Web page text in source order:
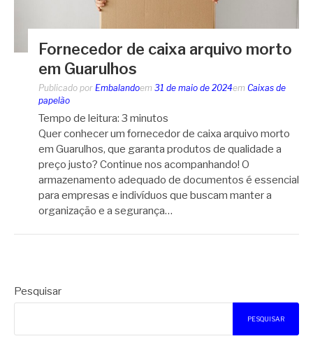
Fornecedor de caixa arquivo morto
em Guarulhos
Publicado por Embalandoem 31 de maio de 2024em Caixas de
papelão
Tempo de leitura: 3 minutos
Quer conhecer um fornecedor de caixa arquivo morto
em Guarulhos, que garanta produtos de qualidade a
preço justo? Continue nos acompanhando! O
armazenamento adequado de documentos é essencial
para empresas e indivíduos que buscam manter a
organização e a segurança…
Pesquisar
PESQUISAR